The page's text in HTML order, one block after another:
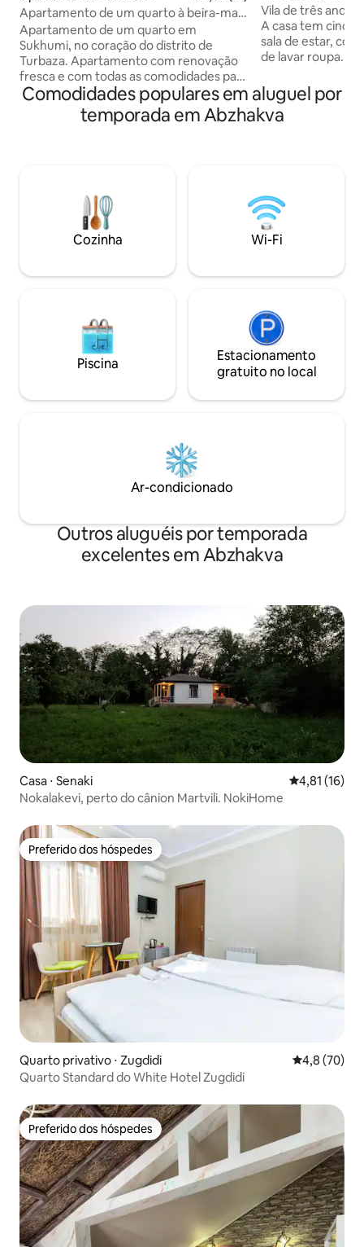
Apartamento de um quarto à beira-mar
em Sukhum
Apartamento de um quarto em
Sukhumi, no coração do distrito de
Turbaza. Apartamento com renovação
fresca e com todas as comodidades para
relaxamento e estadia confortável.
Stalin-era apartamento - espaçoso e
com tetos altos, piso 3/3, varanda está
beleza, cantinas, cafés, restaurantes,
uma padaria, um parque sanatório e um
parque infantil nas proximidades. De
transporte público para o centro da
central 7 minutos.
Sukhum
Vila de três
A casa tem cinco
sala de estar,
de lavar roupa. As
seu próprio
condicionado. 10
, máquina de
bosque de
30 minutos de
telegrama, os
Comodidades populares em aluguel por
temporada em Abzhakva
Cozinha Wi-Fi
Piscina
Estacionamento
gratuito no local
Ar-condicionado
Outros aluguéis por temporada
excelentes em Abzhakva
Casa ⋅ Senaki 4,81 de uma
4,81 (16)
Nokalakevi, perto do cânion Martvili. NokiHome
Preferido dos hóspedes
Preferido dos hóspedes
Quarto privativo ⋅ Zugdidi 4,8 de uma
4,8 (70)
Quarto Standard do White Hotel Zugdidi
Preferido dos hóspedes
Preferido dos hóspedes